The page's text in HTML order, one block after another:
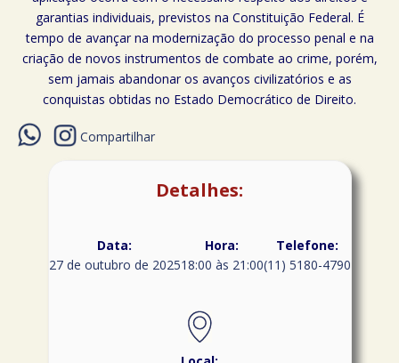
garantias individuais, previstos na Constituição Federal. É
tempo de avançar na modernização do processo penal e na
criação de novos instrumentos de combate ao crime, porém,
sem jamais abandonar os avanços civilizatórios e as
conquistas obtidas no Estado Democrático de Direito.
Compartilhar
Detalhes:
Data:
27 de outubro de 2025
Hora:
18:00 às 21:00
Telefone:
(11) 5180-4790